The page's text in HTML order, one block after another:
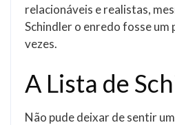
relacionáveis e realistas,
Schindler o enredo fosse um
vezes.
A Lista de
Não pude deixar de sentir